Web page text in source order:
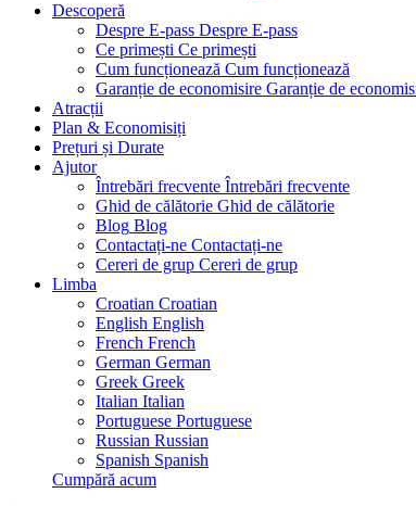
Descoperă
Despre E-pass Despre E-pass
Ce primești Ce primești
Cum funcționează Cum funcționează
Garanție de economisire Garanție de
Atracții
Plan & Economisiți
Prețuri și Durate
Ajutor
Întrebări frecvente Întrebări frecvente
Ghid de călătorie Ghid de călătorie
Blog Blog
Contactați-ne Contactați-ne
Cereri de grup Cereri de grup
Limba
Croatian Croatian
English English
French French
German German
Greek Greek
Italian Italian
Portuguese Portuguese
Russian Russian
Spanish Spanish
Cumpără acum